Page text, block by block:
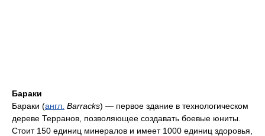
Бараки
Бараки (англ. Barracks) — первое здание в технологическом
дереве Терранов, позволяющее создавать боевые юниты.
Стоит 150 единиц минералов и имеет 1000 единиц здоровья,